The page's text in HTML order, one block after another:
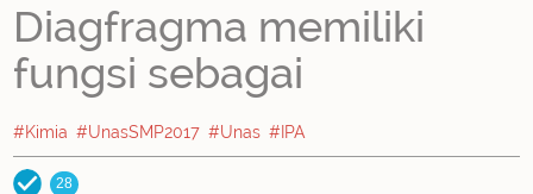
Diagfragma memiliki
fungsi sebagai
#Kimia #UnasSMP2017 #Unas #IPA
28